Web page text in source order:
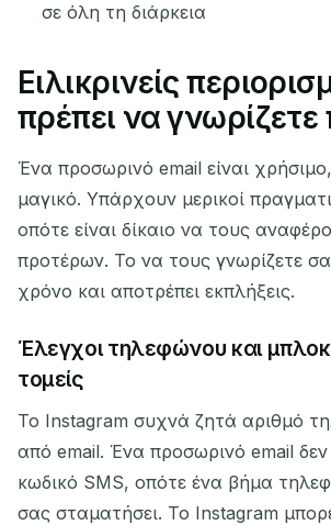
σε όλη τη διάρκεια
Ειλικρινείς
πρέπει να
Ένα προσωρινό email είναι
μαγικό. Υπάρχουν μερικοί
οπότε είναι δίκαιο να τους
προτέρων. Το να τους γνωρίζετε
χρόνο και αποτρέπει εκπλήξεις.
Έλεγχοι τηλεφώνου και
τομείς
Το Instagram συχνά ζητά αριθμό
από email. Ένα προσωρινό email δεν
κωδικό SMS, οπότε ένα βήμα
σας σταματήσει. Το Instagram